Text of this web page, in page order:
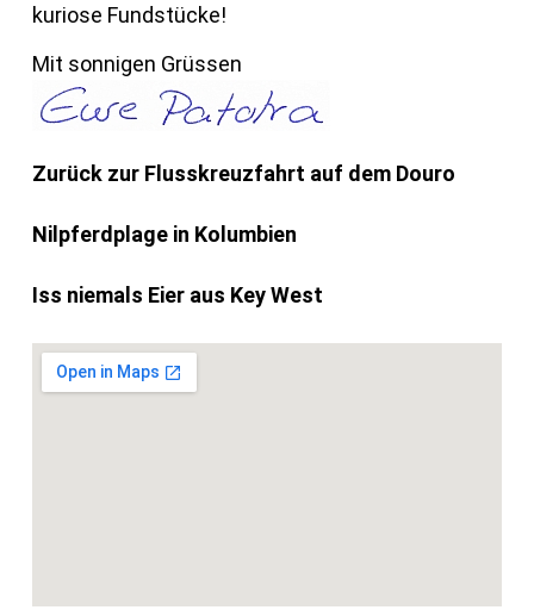
kuriose Fundstücke!
Mit sonnigen Grüssen
Zurück zur Flusskreuzfahrt auf dem Douro
Nilpferdplage in Kolumbien
Iss niemals Eier aus Key West